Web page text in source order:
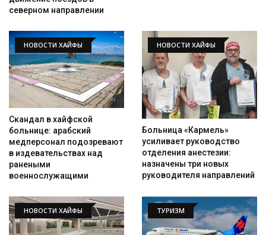
северном направлении
НОВОСТИ ХАЙФЫ
Скандал в хайфской
больнице: арабский
медперсонал подозревают
в издевательствах над
ранеными
военнослужащими
НОВОСТИ ХАЙФЫ
Больница «Кармель»
усиливает руководство
отделения анестезии:
назначены три новых
руководителя направлений
НОВОСТИ ХАЙФЫ ТУРИЗМ